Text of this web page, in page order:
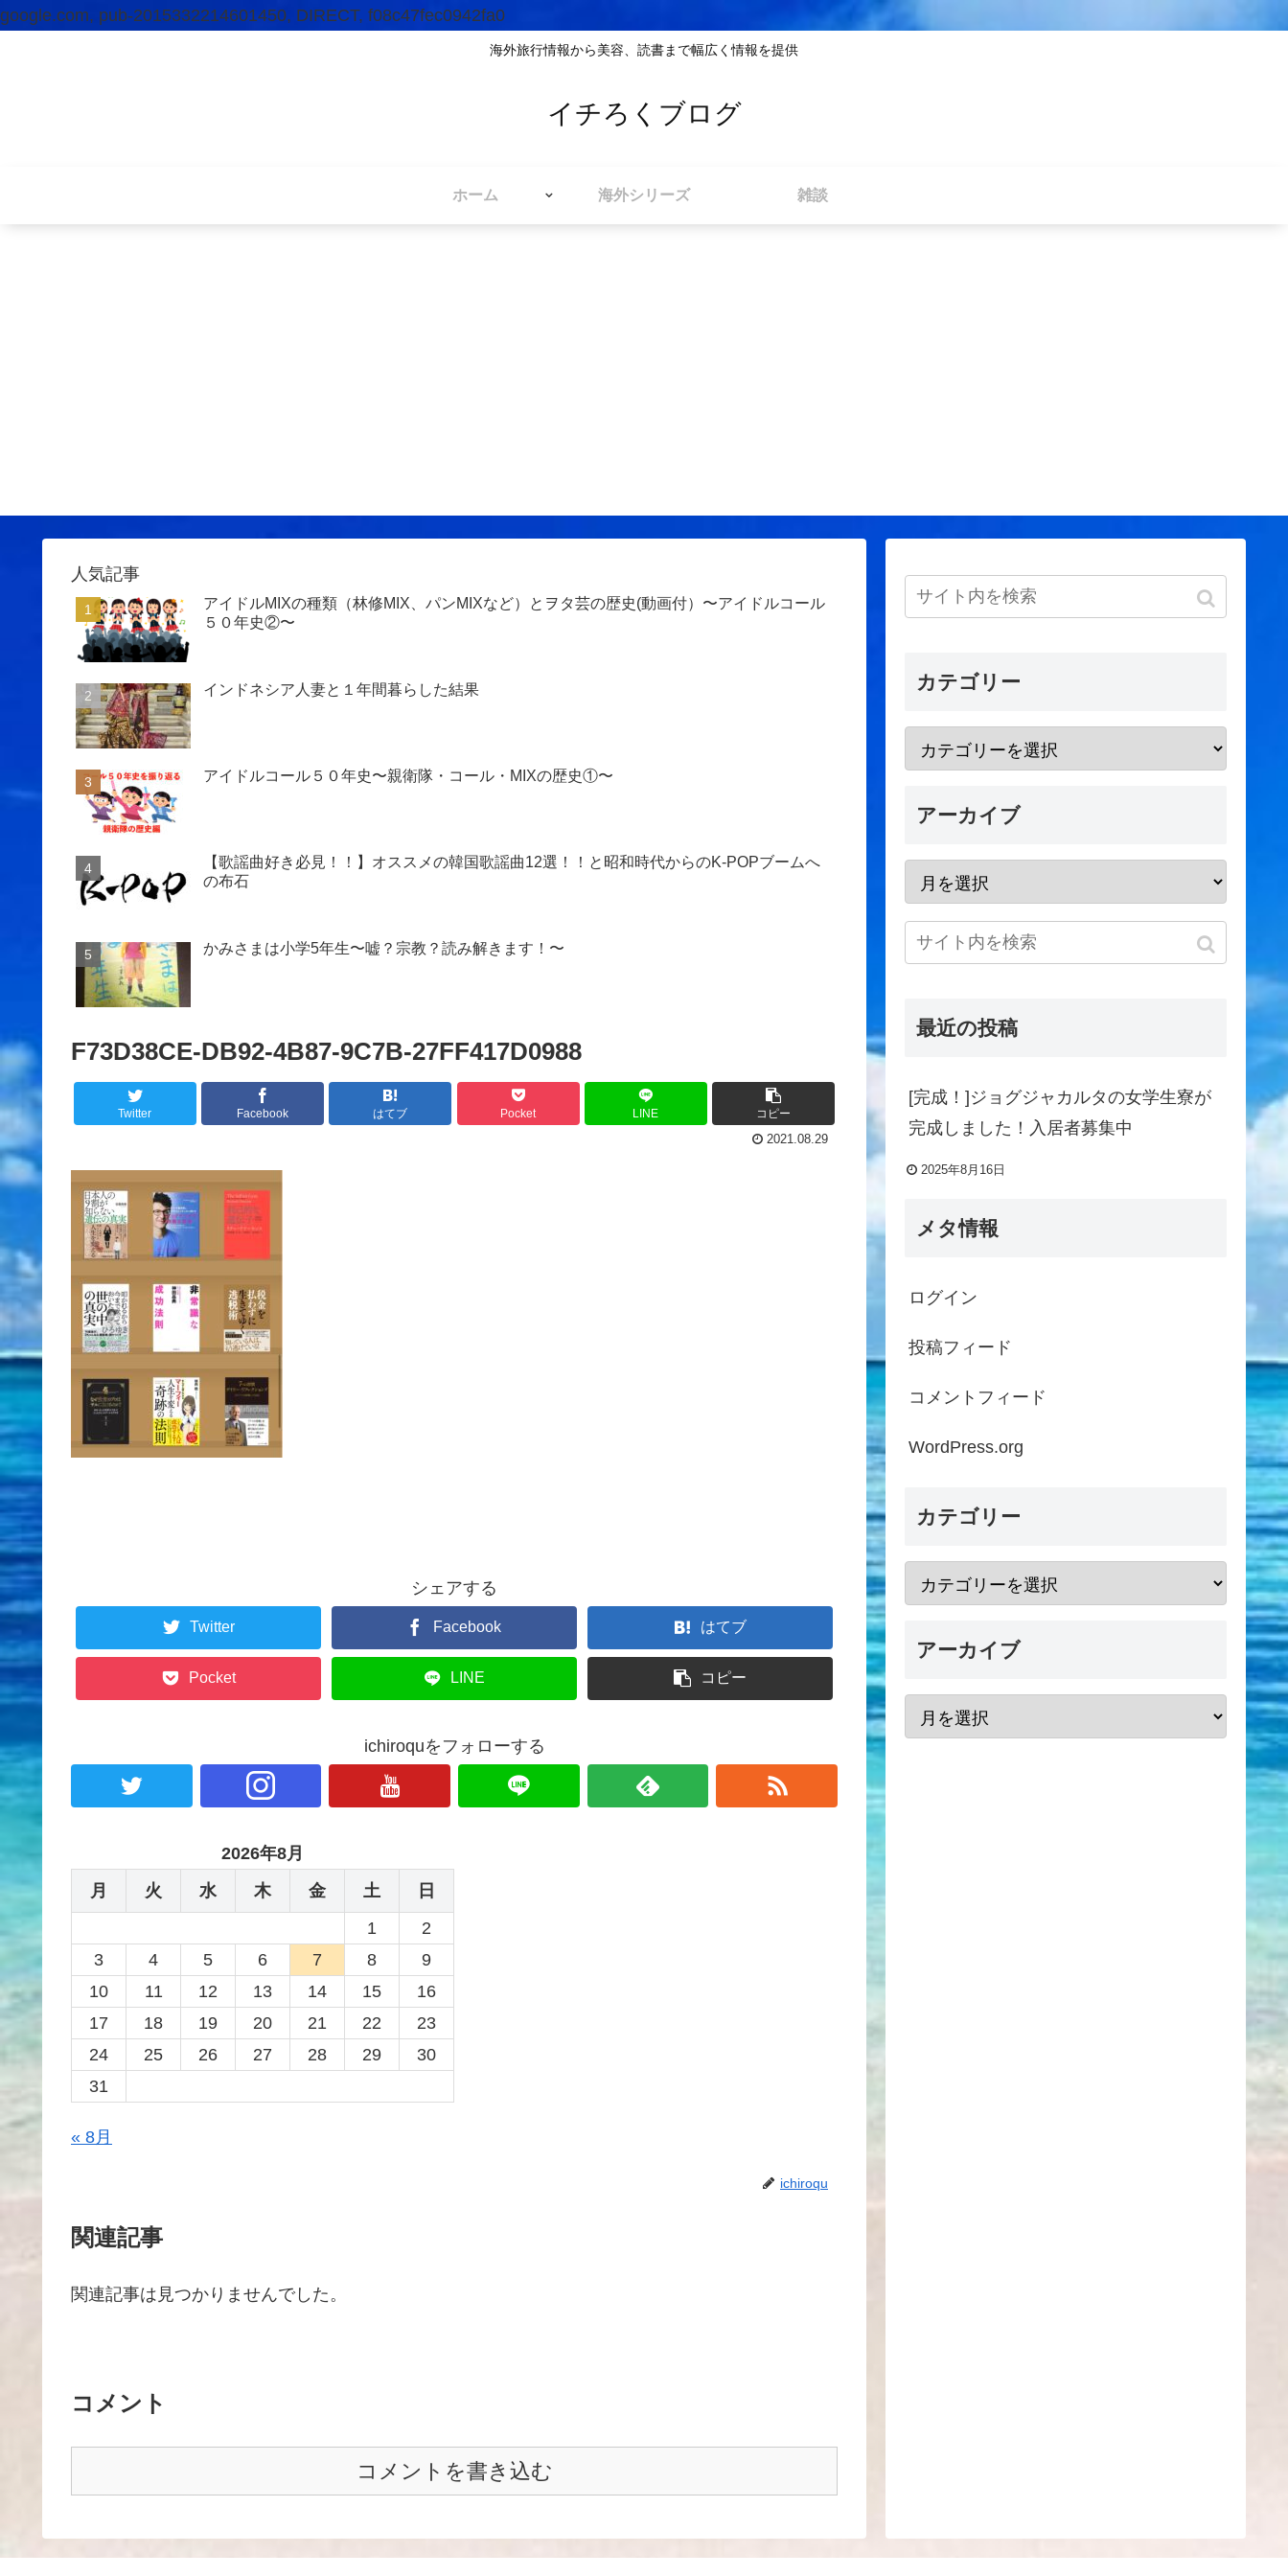
google.com, pub-2015332214601450, DIRECT, f08c47fec0942fa0
海外旅行情報から美容、読書まで幅広く情報を提供
イチろくブログ
ホーム 海外シリーズ 雑談
人気記事
アイドルMIXの種類（林修MIX、パンMIXなど）とヲタ芸の歴史(動画付）〜アイドルコール
５０年史②〜
インドネシア人妻と１年間暮らした結果
アイドルコール５０年史〜親衛隊・コール・MIXの歴史①〜
【歌謡曲好き必見！！】オススメの韓国歌謡曲12選！！と昭和時代からのK-POPブームへ
の布石
かみさまは小学5年生〜嘘？宗教？読み解きます！〜
F73D38CE-DB92-4B87-9C7B-27FF417D0988
Twitter Facebook はてブ Pocket LINE
コピー
2021.08.29
シェアする
Twitter Facebook はてブ
Pocket LINE コピー
ichiroquをフォローする
2026年8月
月
火 水 木 金 土
日
1
2
3
4 5 6 7 8
9
10
11 12 13 14 15
16
17
18 19 20 21 22
23
24
25 26 27 28 29
30
31
« 8月
ichiroqu
関連記事
関連記事は見つかりませんでした。
コメント
コメントを書き込む
カテゴリー
アーカイブ
最近の投稿
[完成！]ジョグジャカルタの女学生寮が
完成しました！入居者募集中
2025年8月16日
メタ情報
ログイン
投稿フィード
コメントフィード
WordPress.org
カテゴリー
アーカイブ